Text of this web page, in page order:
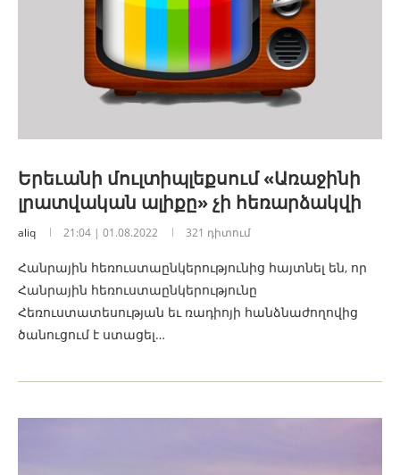
Երեւանի մուլտիպլեքսում «Առաջինի
լրատվական ալիքը» չի հեռարձակվի
aliq 21:04 | 01.08.2022 321 դիտում
Հանրային հեռուստաընկերությունից հայտնել են, որ
Հանրային հեռուստաընկերությունը
Հեռուստատեսության եւ ռադիոյի հանձնաժողովից
ծանուցում է ստացել…